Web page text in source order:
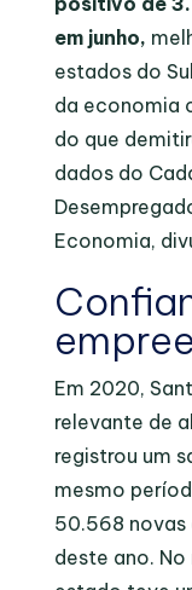
em junho,
estados do
da economia
do que
dados do
Economia,
Em 2020,
relevante de
registrou um
mesmo
50.568 novas
deste ano.